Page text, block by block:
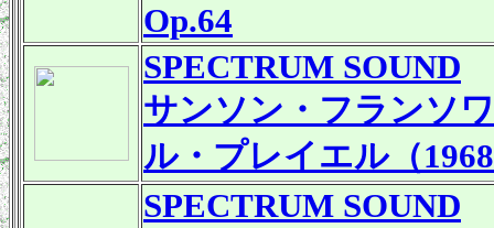
Op.64
SPECTRUM SOUND
サンソン・フランソ
ル・プレイエル（
SPECTRUM SOUND